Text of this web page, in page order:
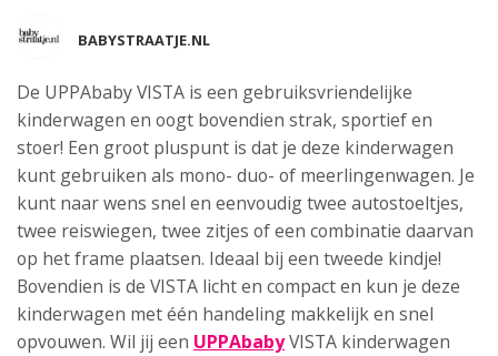
BABYSTRAATJE.NL
De UPPAbaby VISTA is een gebruiksvriendelijke
kinderwagen en oogt bovendien strak, sportief en
stoer! Een groot pluspunt is dat je deze kinderwagen
kunt gebruiken als mono- duo- of meerlingenwagen. Je
kunt naar wens snel en eenvoudig twee autostoeltjes,
twee reiswiegen, twee zitjes of een combinatie daarvan
op het frame plaatsen. Ideaal bij een tweede kindje!
Bovendien is de VISTA licht en compact en kun je deze
kinderwagen met één handeling makkelijk en snel
opvouwen. Wil jij een UPPAbabyVISTA kinderwagen